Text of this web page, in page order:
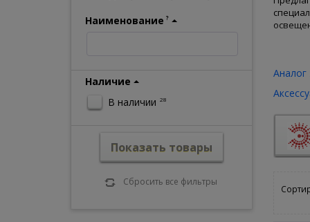
Наименование ?
Наличие
В наличии 28
Показать товары
Сбросить все фильтры
Среди
Аналог